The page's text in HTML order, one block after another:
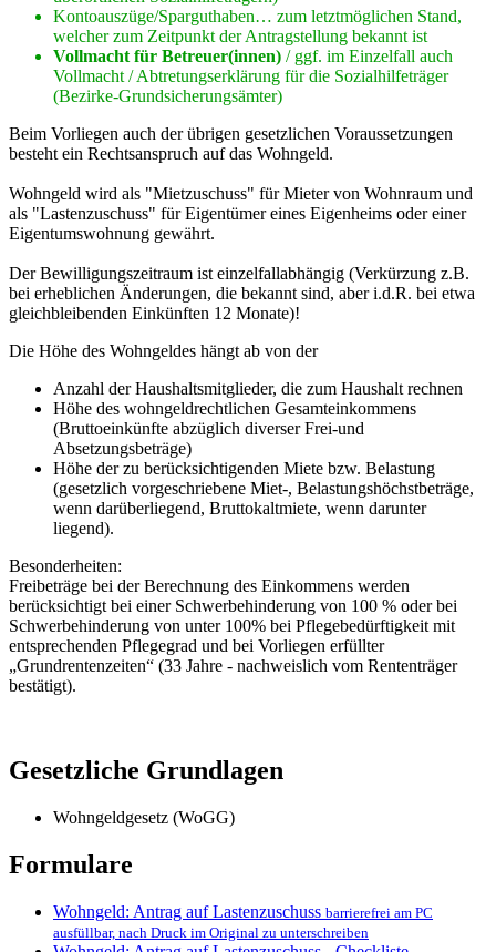
Kontoauszüge/Sparguthaben… zum letztmöglichen Stand,
welcher zum Zeitpunkt der Antragstellung bekannt ist
Vollmacht für Betreuer(innen) / ggf. im Einzelfall auch
Vollmacht / Abtretungserklärung für die Sozialhilfeträger
(Bezirke-Grundsicherungsämter)
Beim Vorliegen auch der übrigen gesetzlichen Voraussetzungen
besteht ein Rechtsanspruch auf das Wohngeld.
Wohngeld wird als "Mietzuschuss" für Mieter von Wohnraum und
als "Lastenzuschuss" für Eigentümer eines Eigenheims oder einer
Eigentumswohnung gewährt.
Der Bewilligungszeitraum ist einzelfallabhängig (Verkürzung z.B.
bei erheblichen Änderungen, die bekannt sind, aber i.d.R. bei etwa
gleichbleibenden Einkünften 12 Monate)!
Die Höhe des Wohngeldes hängt ab von der
Anzahl der Haushaltsmitglieder, die zum Haushalt rechnen
Höhe des wohngeldrechtlichen Gesamteinkommens
(Bruttoeinkünfte abzüglich diverser Frei-und
Absetzungsbeträge)
Höhe der zu berücksichtigenden Miete bzw. Belastung
(gesetzlich vorgeschriebene Miet-, Belastungshöchstbeträge,
wenn darüberliegend, Bruttokaltmiete, wenn darunter
liegend).
Besonderheiten:
Freibeträge bei der Berechnung des Einkommens werden
berücksichtigt bei einer Schwerbehinderung von 100 % oder bei
Schwerbehinderung von unter 100% bei Pflegebedürftigkeit mit
entsprechenden Pflegegrad und bei Vorliegen erfüllter
„Grundrentenzeiten“ (33 Jahre - nachweislich vom Rententräger
bestätigt).
Gesetzliche Grundlagen
Wohngeldgesetz (WoGG)
Formulare
Wohngeld: Antrag auf Lastenzuschuss barrierefrei am PC
ausfüllbar, nach Druck im Original zu unterschreiben